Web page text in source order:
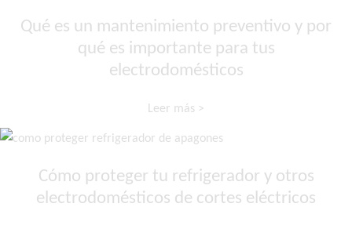
Qué es un mantenimiento preventivo y por
qué es importante para tus
electrodomésticos
Leer más >
Cómo proteger tu refrigerador y otros
electrodomésticos de cortes eléctricos